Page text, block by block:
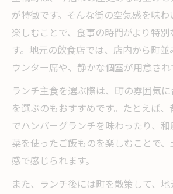
が特徴です。そんな街の空気感を味
楽しむことで、食事の時間がより特
す。地元の飲食店では、店内から町
ウンター席や、静かな個室が用意され
ランチ主食を選ぶ際は、町の雰囲気
を選ぶのもおすすめです。たとえば
でハンバーグランチを味わったり、
菜を使ったご飯ものを楽しむことで
感で感じられます。
また、ランチ後には町を散策して、